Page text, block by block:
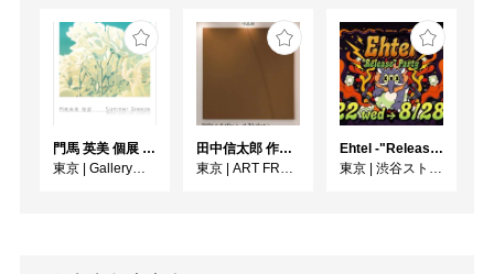
門馬 英美 個展 Summer Breeze
東京
Gallery子の星
田中信太郎 作品展
東京
ART FRONT GALLERY
Ehtel -"Release" Party
東京
渋谷ストリームホール